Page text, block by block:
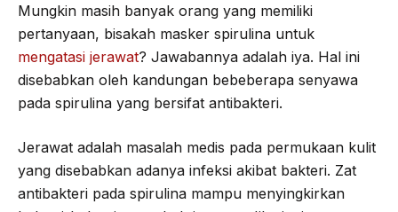
Mungkin masih banyak orang yang memiliki
pertanyaan, bisakah masker spirulina untuk
mengatasi jerawat? Jawabannya adalah iya. Hal ini
disebabkan oleh kandungan bebeberapa senyawa
pada spirulina yang bersifat antibakteri.
Jerawat adalah masalah medis pada permukaan kulit
yang disebabkan adanya infeksi akibat bakteri. Zat
antibakteri pada spirulina mampu menyingkirkan